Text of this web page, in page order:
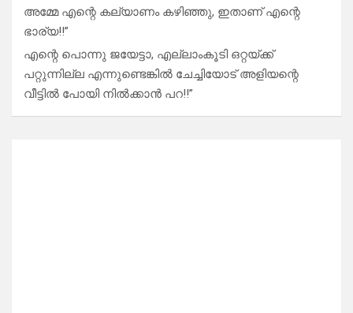
അമ്മേ എന്റെ കല്യാണം കഴിഞ്ഞു, ഇതാണ് എന്റെ
ഭാര്യ!!”
എന്റെ പൊന്നു ജയേട്ടാ, എല്ലാംകൂടി ഒറ്റയ്ക്ക്
പറ്റുന്നില്ല എന്നുണ്ടെങ്കിൽ ചേച്ചിയോട് അളിയന്റെ
വീട്ടിൽ പോയി നിൽക്കാൻ പറ!!”